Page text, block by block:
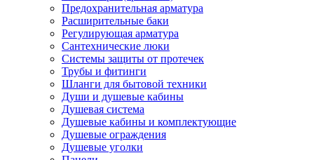
Предохранительная арматура
Расширительные баки
Регулирующая арматура
Сантехнические люки
Системы защиты от протечек
Трубы и фитинги
Шланги для бытовой техники
Души и душевые кабины
Душевая система
Душевые кабины и комплектующие
Душевые ограждения
Душевые уголки